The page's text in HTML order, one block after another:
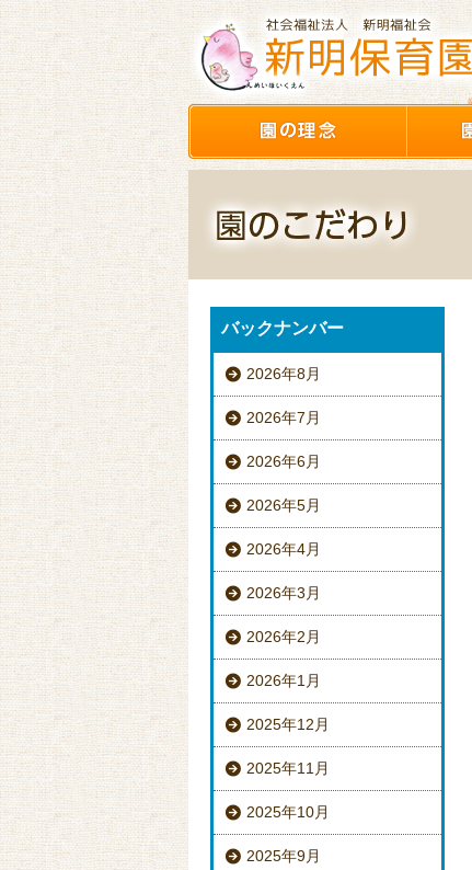
バックナンバー
2026年8月
2026年7月
2026年6月
2026年5月
2026年4月
2026年3月
2026年2月
2026年1月
2025年12月
2025年11月
2025年10月
2025年9月